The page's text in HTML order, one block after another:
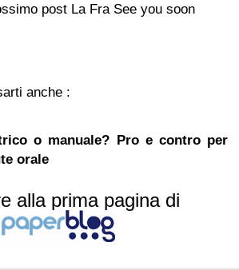
post La Fra See you soon
anche :
o manuale? Pro e contro per
orale
alla prima pagina di